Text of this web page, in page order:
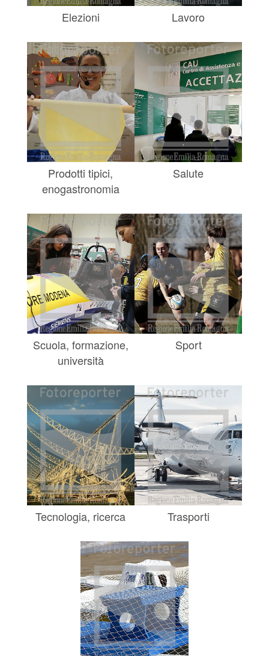
Elezioni Lavoro
Prodotti tipici,
enogastronomia
Salute
Scuola, formazione,
università
Sport
Tecnologia, ricerca Trasporti